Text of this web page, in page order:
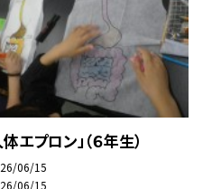
エプロン」（６年生）
06/15
06/15